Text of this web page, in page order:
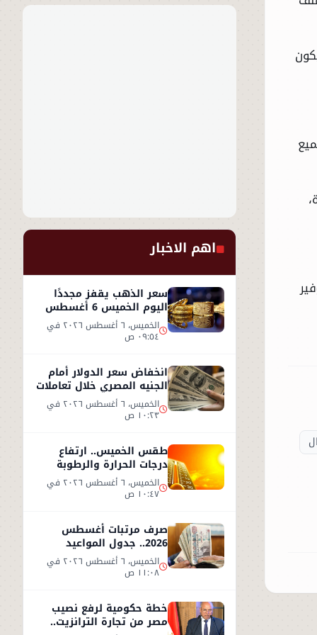
اهم الاخبار
سعر الذهب يقفز مجددًا
اليوم الخميس 6 أغسطس
2026.. وعيار 21 يسجل هذا
المستوى الخميس، ٦ أغسطس ٢٠٢٦ في
٠٩:٥٤ ص
انخفاض سعر الدولار أمام
الجنيه المصري خلال تعاملات
الخميس 6 أغسطس 2026 الخميس، ٦ أغسطس ٢٠٢٦ في
١٠:٢٣ ص
طقس الخميس.. ارتفاع
درجات الحرارة والرطوبة
يزيدان الإحساس بالحر الخميس، ٦ أغسطس ٢٠٢٦ في
١٠:٤٧ ص
صرف مرتبات أغسطس
2026.. جدول المواعيد
وأحدث تفاصيل الحد الأدنى
للأجور الخميس، ٦ أغسطس ٢٠٢٦ في
١١:٠٨ ص
خطة حكومية لرفع نصيب
مصر من تجارة الترانزيت..